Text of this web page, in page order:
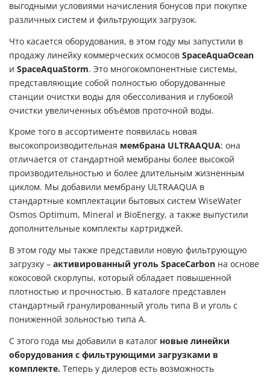
выгодными условиями начисления бонусов при покупке
различных систем и фильтрующих загрузок.
Что касается оборудования, в этом году мы запустили в
продажу линейку коммерческих осмосов SpaceAquaOcean
и SpaceAquaStorm. Это многокомпонентные системы,
представляющие собой полностью оборудованные
станции очистки воды для обессоливания и глубокой
очистки увеличенных объёмов проточной воды.
Кроме того в ассортименте появилась новая
высокопроизводительная мембрана ULTRAAQUA: она
отличается от стандартной мембраны более высокой
производительностью и более длительным жизненным
циклом. Мы добавили мембрану ULTRAAQUA в
стандартные комплектации бытовых систем WiseWater
Osmos Optimum, Mineral и BioEnergy, а также выпустили
дополнительные комплекты картриджей.
В этом году мы также представили новую фильтрующую
загрузку – активированный уголь SpaceCarbon на основе
кокосовой скорлупы, который обладает повышенной
плотностью и прочностью. В каталоге представлен
стандартный гранулированный уголь типа B и уголь с
пониженной зольностью типа А.
С этого года мы добавили в каталог новые линейки
оборудования с фильтрующими загрузками в
комплекте. Теперь у дилеров есть возможность